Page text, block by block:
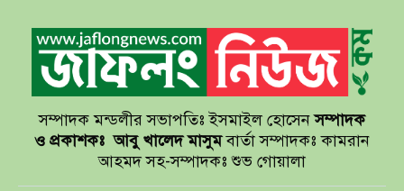
সেন্টমার্টিনের সব হোটেল-মোটেল-
রিসোর্টকে আশ্রয়কেন্দ্র ঘোষণা
বাখমুত পুনরুদ্ধারের দাবি ইউক্রেনের
সম্পাদক মন্ডলীর সভাপতিঃ ইসমাইল হোসেনসম্পাদক
ও প্রকাশকঃ আবু খালেদ মাসুমবার্তা সম্পাদকঃ কামরান
আহমদ সহ-সম্পাদকঃ শুভ গোয়ালা